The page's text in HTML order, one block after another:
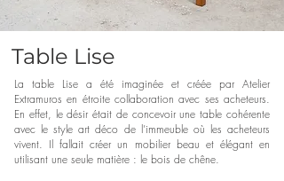
Table Lise
La table Lise a été imaginée et créée par Atelier
Extramuros en étroite collaboration avec ses acheteurs.
En effet, le désir était de concevoir une table cohérente
avec le style art déco de l’immeuble où les acheteurs
vivent. Il fallait créer un mobilier beau et élégant en
utilisant une seule matière : le bois de chêne.